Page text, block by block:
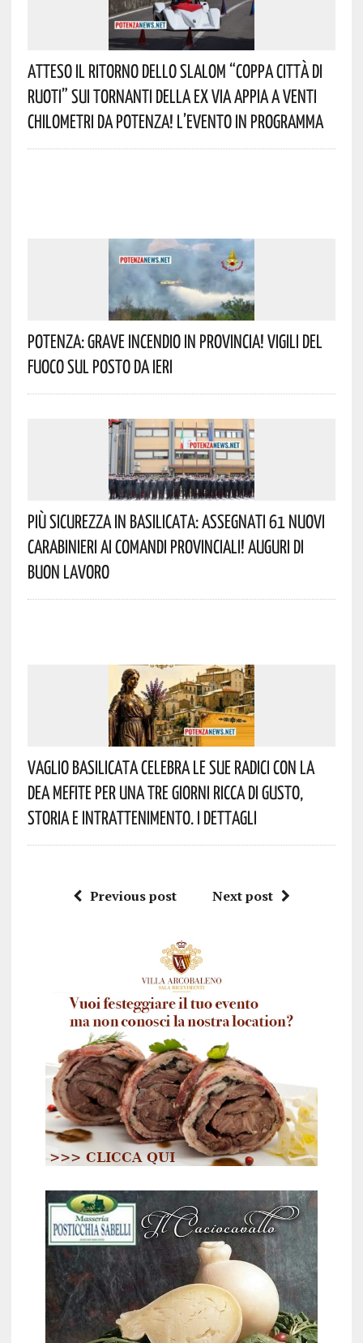
Atteso Il Ritorno Dello Slalom “Coppa Città Di
Ruoti” Sui Tornanti Della Ex Via Appia A Venti
Chilometri Da Potenza! L’evento In Programma
Potenza: Grave Incendio In Provincia! Vigili Del
Fuoco Sul Posto Da Ieri
Più Sicurezza In Basilicata: Assegnati 61 Nuovi
Carabinieri Ai Comandi Provinciali! Auguri Di
Buon Lavoro
Vaglio Basilicata Celebra Le Sue Radici Con La
Dea Mefite Per Una Tre Giorni Ricca Di Gusto,
Storia E Intrattenimento. I Dettagli
Previous post Next post